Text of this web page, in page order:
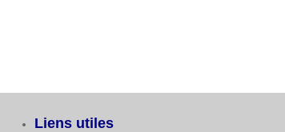
Liens utiles